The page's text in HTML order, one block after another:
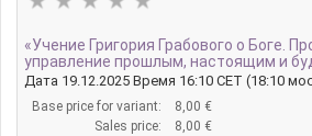
«Учение Григория Грабового о Боге.
управление прошлым, настоящим и
Дата 19.12.2025 Время 16:10 CET (18:10
Base price for variant:
8,00 €
Sales price:
8,00 €